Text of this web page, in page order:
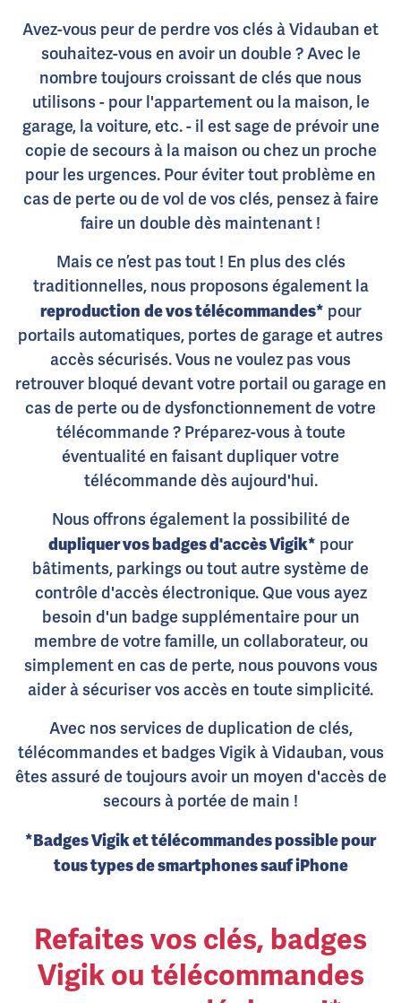
Avez-vous peur de perdre vos clés à Vidauban et
souhaitez-vous en avoir un double ? Avec le
nombre toujours croissant de clés que nous
utilisons - pour l'appartement ou la maison, le
garage, la voiture, etc. - il est sage de prévoir une
copie de secours à la maison ou chez un proche
pour les urgences. Pour éviter tout problème en
cas de perte ou de vol de vos clés, pensez à faire
faire un double dès maintenant !
Mais ce n’est pas tout ! En plus des clés
traditionnelles, nous proposons également la
reproduction de vos télécommandes* pour
portails automatiques, portes de garage et autres
accès sécurisés. Vous ne voulez pas vous
retrouver bloqué devant votre portail ou garage en
cas de perte ou de dysfonctionnement de votre
télécommande ? Préparez-vous à toute
éventualité en faisant dupliquer votre
télécommande dès aujourd'hui.
Nous offrons également la possibilité de
dupliquer vos badges d'accès Vigik* pour
bâtiments, parkings ou tout autre système de
contrôle d'accès électronique. Que vous ayez
besoin d'un badge supplémentaire pour un
membre de votre famille, un collaborateur, ou
simplement en cas de perte, nous pouvons vous
aider à sécuriser vos accès en toute simplicité.
Avec nos services de duplication de clés,
télécommandes et badges Vigik à Vidauban, vous
êtes assuré de toujours avoir un moyen d'accès de
secours à portée de main !
*Badges Vigik et télécommandes possible pour
tous types de smartphones sauf iPhone
Refaites vos clés, badges
Vigik ou télécommandes